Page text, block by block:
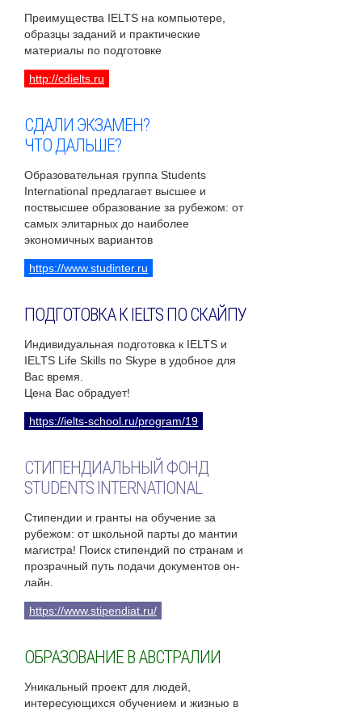
Преимущества IELTS на компьютере,
образцы заданий и практические
материалы по подготовке
http://cdielts.ru
СДАЛИ ЭКЗАМЕН?
ЧТО ДАЛЬШЕ?
Образовательная группа Students
International предлагает высшее и
поствысшее образование за рубежом: от
самых элитарных до наиболее
экономичных вариантов
https://www.studinter.ru
ПОДГОТОВКА К IELTS ПО СКАЙПУ
Индивидуальная подготовка к IELTS и
IELTS Life Skills по Skype в удобное для
Вас время.
Цена Вас обрадует!
https://ielts-school.ru/program/19
СТИПЕНДИАЛЬНЫЙ ФОНД
STUDENTS INTERNATIONAL
Стипендии и гранты на обучение за
рубежом: от школьной парты до мантии
магистра! Поиск стипендий по странам и
прозрачный путь подачи документов он-
лайн.
https://www.stipendiat.ru/
ОБРАЗОВАНИЕ В АВСТРАЛИИ
Уникальный проект для людей,
интересующихся обучением и жизнью в